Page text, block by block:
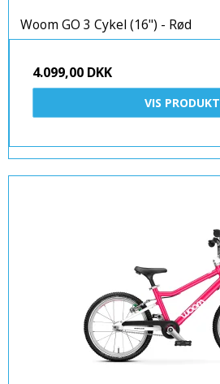
Woom GO 3 Cykel (16") - Rød
4.099,00 DKK
VIS PRODUKT